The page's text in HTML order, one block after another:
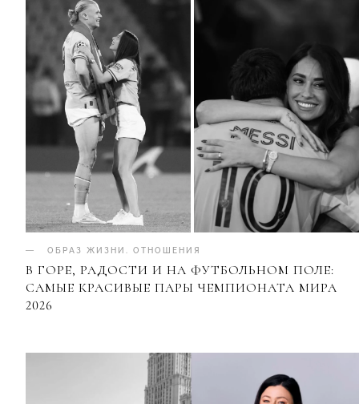
ОБРАЗ ЖИЗНИ ОТНОШЕНИЯ
В ГОРЕ, РАДОСТИ И НА ФУТБОЛЬНОМ ПОЛЕ:
САМЫЕ КРАСИВЫЕ ПАРЫ ЧЕМПИОНАТА МИРА
2026